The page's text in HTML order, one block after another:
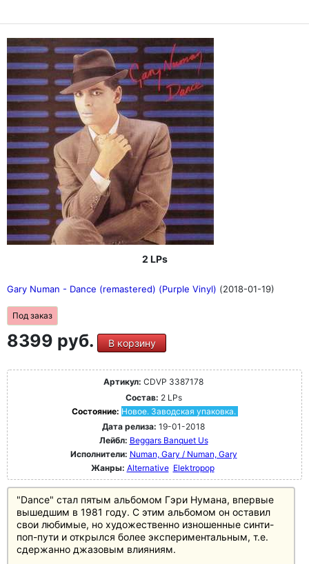
2 LPs
Gary Numan - Dance (remastered) (Purple Vinyl) (2018-01-19)
Под заказ
8399 руб. В корзину
Артикул: CDVP 3387178
Состав: 2 LPs
Состояние: Новое. Заводская упаковка.
Дата релиза: 19-01-2018
Лейбл: Beggars Banquet Us
Исполнители: Numan, Gary / Numan, Gary
Жанры: Alternative Elektropop
"Dance" стал пятым альбомом Гэри Нумана, впервые
вышедшим в 1981 году. С этим альбомом он оставил
свои любимые, но художественно изношенные синти-
поп-пути и открылся более экспериментальным, т.е.
сдержанно джазовым влияниям.